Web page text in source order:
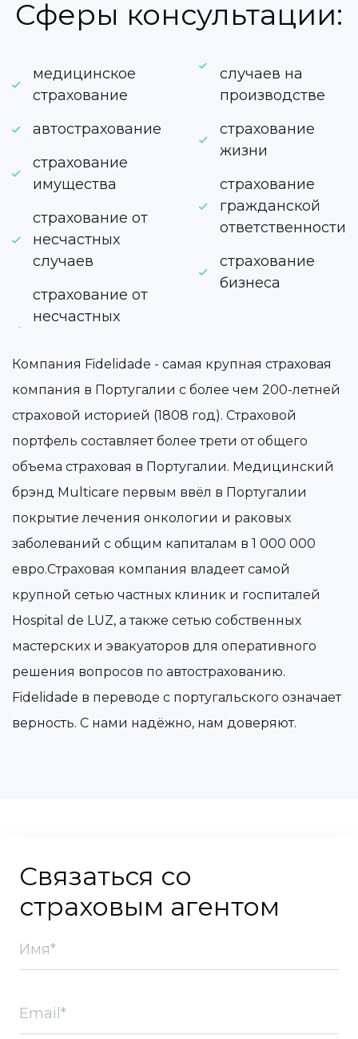
Сферы консультации:
медицинское
страхование
автострахование
страхование
имущества
страхование от
несчастных
случаев
страхование от
несчастных
случаев на
производстве
страхование
жизни
страхование
гражданской
ответственности
страхование
бизнеса
Компания Fidelidade - самая крупная страховая
компания в Португалии с более чем 200-летней
страховой историей (1808 год). Страховой
портфель составляет более трети от общего
объема страховая в Португалии. Медицинский
брэнд Multicare первым ввёл в Португалии
покрытие лечения онкологии и раковых
заболеваний с общим капиталам в 1 000 000
евро.Страховая компания владеет самой
крупной сетью частных клиник и госпиталей
Hospital de LUZ, а также сетью собственных
мастерских и эвакуаторов для оперативного
решения вопросов по автострахованию.
Fidelidade в переводе с португальского означает
верность. С нами надёжно, нам доверяют.
Связаться со
страховым агентом